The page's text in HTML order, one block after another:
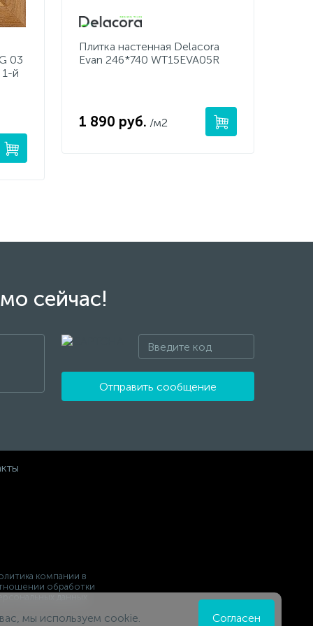
03
й
Плитка настенная Delacora
Evan 246*740 WT15EVA05R
1 890 руб. /м2
сейчас!
Отправить сообщение
компании в
обработки
мы используем cookie. Согласен